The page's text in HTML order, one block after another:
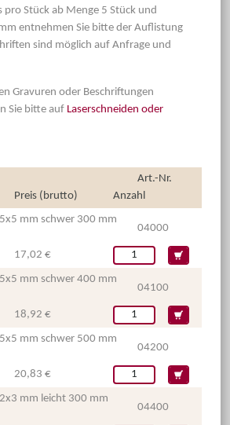
pro Stück ab Menge 5 Stück und
entnehmen Sie bitte der Auflistung
sind möglich auf Anfrage und
Gravuren oder Beschriftungen
Sie bitte auf Laserschneiden oder
Art.-Nr.
Preis (brutto)
Anzahl
mm schwer 300 mm
04000
17,02 €
mm schwer 400 mm
04100
18,92 €
mm schwer 500 mm
04200
20,83 €
mm leicht 300 mm
04400